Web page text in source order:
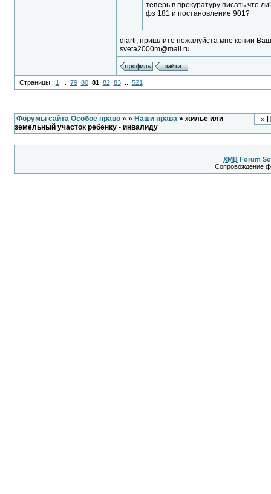
теперь в прокуратуру писать что
фз 181 и постановление 901?
diarti, пришлите пожалуйста мне копии
sveta2000m@mail.ru
Страницы: 1 79 80 81 82 83.. 521
Форумы сайта Особое право» » Наши права» жильё или
земельный участок ребенку - инвалиду
XMB Forum
Сопровождение